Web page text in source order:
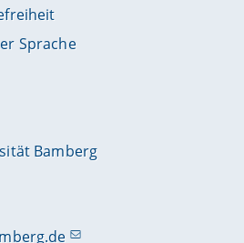
Sprache
Bamberg